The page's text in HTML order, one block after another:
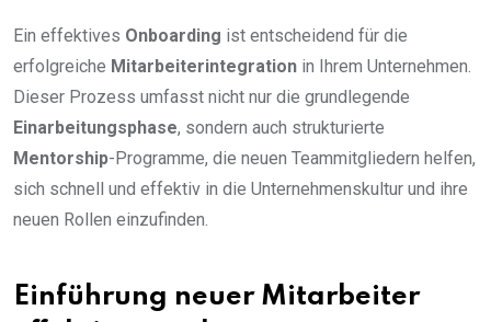
Ein effektives Onboarding ist entscheidend für die
erfolgreiche Mitarbeiterintegration in Ihrem Unternehmen.
Dieser Prozess umfasst nicht nur die grundlegende
Einarbeitungsphase, sondern auch strukturierte
Mentorship-Programme, die neuen Teammitgliedern helfen,
sich schnell und effektiv in die Unternehmenskultur und ihre
neuen Rollen einzufinden.
Einführung neuer Mitarbeiter